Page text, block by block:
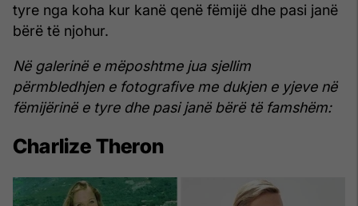
tyre nga koha kur kanë qenë fëmijë dhe pasi janë
bërë të njohur.
Në galerinë e mëposhtme jua sjellim
përmbledhjen e fotografive me dukjen e yjeve në
fëmijërinë e tyre dhe pasi janë bërë të famshëm:
Charlize Theron